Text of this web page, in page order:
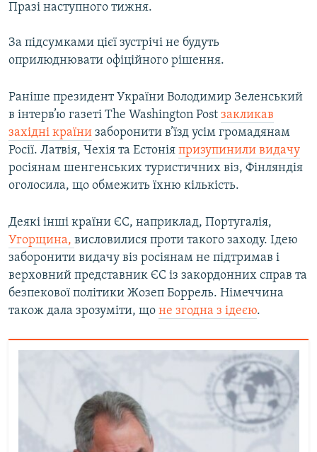
Празі наступного тижня.
За підсумками цієї зустрічі не будуть
оприлюднювати офіційного рішення.
Раніше президент України Володимир Зеленський
в інтерв’ю газеті The Washington Post закликав
західні країни заборонити в’їзд усім громадянам
Росії. Латвія, Чехія та Естонія призупинили видачу
росіянам шенгенських туристичних віз, Фінляндія
оголосила, що обмежить їхню кількість.
Деякі інші країни ЄС, наприклад, Португалія,
Угорщина, висловилися проти такого заходу. Ідею
заборонити видачу віз росіянам не підтримав і
верховний представник ЄС із закордонних справ та
безпекової політики Жозеп Боррель. Німеччина
також дала зрозуміти, що не згодна з ідеєю.